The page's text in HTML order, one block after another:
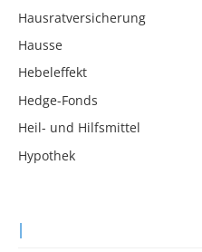
Hausratversicherung
Hausse
Hebeleffekt
Hedge-Fonds
Heil- und Hilfsmittel
Hypothek
I